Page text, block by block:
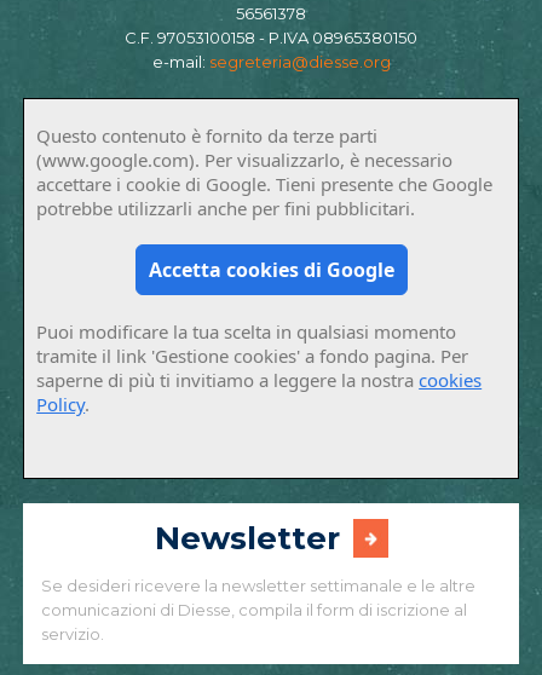
56561378
C.F. 97053100158 - P.IVA 08965380150
e-mail: segreteria@diesse.org
Questo contenuto è fornito da terze parti
(www.google.com). Per visualizzarlo, è necessario
accettare i cookie di Google. Tieni presente che Google
potrebbe utilizzarli anche per fini pubblicitari.
Accetta cookies di Google
Puoi modificare la tua scelta in qualsiasi momento
tramite il link 'Gestione cookies' a fondo pagina. Per
saperne di più ti invitiamo a leggere la nostracookies
Policy.
Newsletter
Se desideri ricevere la newsletter settimanale e le altre
comunicazioni di Diesse, compila il form di iscrizione al
servizio.